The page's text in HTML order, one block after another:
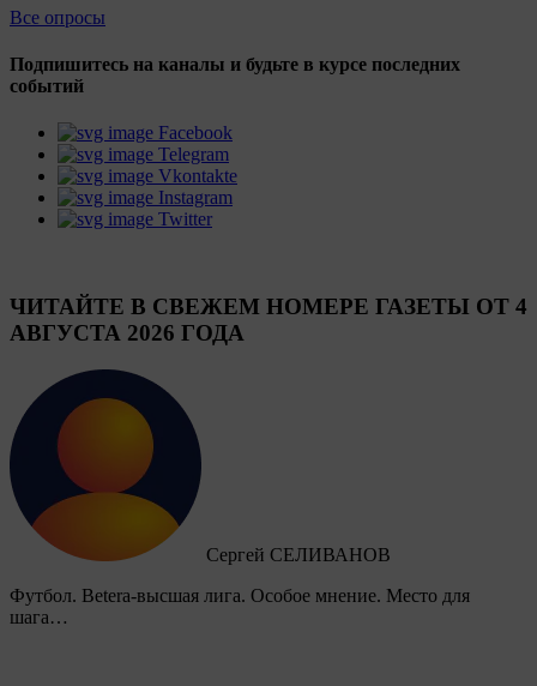
Все опросы
Подпишитесь на каналы и будьте в курсе последних
событий
Facebook
Telegram
Vkontakte
Instagram
Twitter
ЧИТАЙТЕ В СВЕЖЕМ НОМЕРЕ ГАЗЕТЫ ОТ 4
АВГУСТА 2026 ГОДА
Сергей СЕЛИВАНОВ
Футбол. Betera-высшая лига. Особое мнение. Место для
шага…